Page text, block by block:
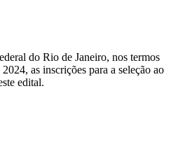
do Rio de Janeiro, nos termos
as inscrições para a seleção ao
edital.